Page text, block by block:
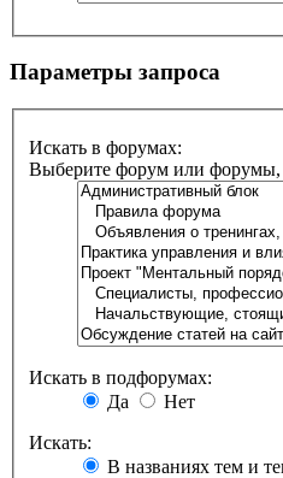
Параметры запроса
Искать в форумах:
Выберите форум или форумы,
Искать в подфорумах:
Да
Нет
Искать:
В названиях тем и